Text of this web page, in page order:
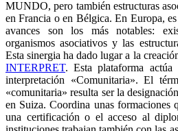
MUNDO, pero también estructuras
en Francia o en Bélgica. En Europa,
avances son los más notables:
organismos asociativos y las
Esta sinergia ha dado lugar a la
INTERPRET. Esta plataforma
interpretación «Comunitaria». El
«comunitaria» resulta ser la
en Suiza. Coordina unas formaciones
una certificación o el acceso al